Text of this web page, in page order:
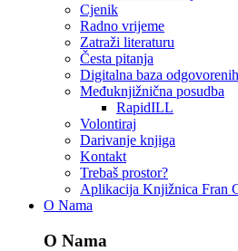
Cjenik
Radno vrijeme
Zatraži literaturu
Česta pitanja
Digitalna baza
Međuknjižnična posudba
RapidILL
Volontiraj
Darivanje knjiga
Kontakt
Trebaš prostor?
Aplikacija Knjižnica Fran
O Nama
O Nama